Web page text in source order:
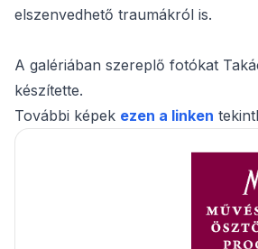
elszenvedhető traumákról is.
A galériában szereplő fotókat
készítette.
További képek ezen a linken